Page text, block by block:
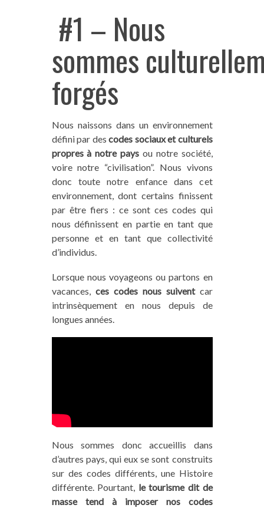
#1 – Nous
sommes
forgés
Nous naissons dans un environnement
défini par des codes sociaux et culturels
propres à notre pays ou notre société,
voire notre “civilisation”. Nous vivons
donc toute notre enfance dans cet
environnement, dont certains finissent
par être fiers : ce sont ces codes qui
nous définissent en partie en tant que
personne et en tant que collectivité
d’individus.
Lorsque nous voyageons ou partons en
vacances, ces codes nous suiventcar
intrinsèquement en nous depuis de
longues années.
Nous sommes donc accueillis dans
d’autres pays, qui eux se sont construits
sur des codes différents, une Histoire
différente. Pourtant, le tourisme dit de
masse tend à imposer nos codes